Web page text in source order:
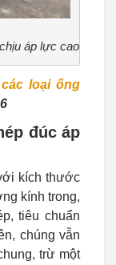
áp lực cao
các loại ống
đúc áp
kích thước
kính trong,
tiêu chuẩn
chúng vẫn
trừ một